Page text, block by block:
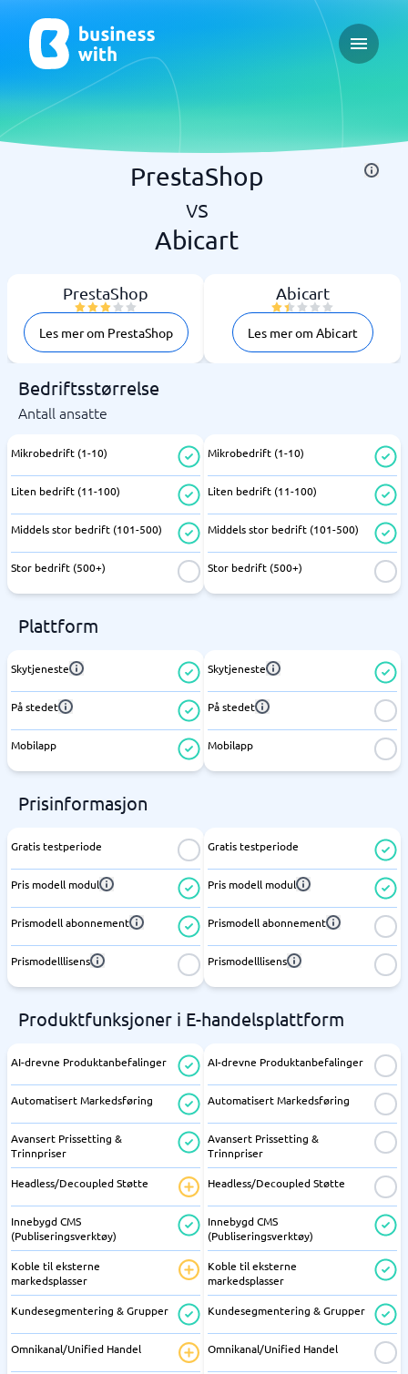
Open
PrestaShop
vs
Abicart
PrestaShop
Les mer om PrestaShop
Abicart
Les mer om Abicart
Bedriftsstørrelse
Antall ansatte
Mikrobedrift (1-10)
Liten bedrift (11-100)
Middels stor bedrift (101-500)
Stor bedrift (500+)
Mikrobedrift (1-10)
Liten bedrift (11-100)
Middels stor bedrift (101-500)
Stor bedrift (500+)
Plattform
Skytjeneste
På stedet
Mobilapp
Skytjeneste
På stedet
Mobilapp
Prisinformasjon
Gratis testperiode
Pris modell modul
Prismodell abonnement
Prismodelllisens
Gratis testperiode
Pris modell modul
Prismodell abonnement
Prismodelllisens
Produktfunksjoner i E-handelsplattform
AI-drevne Produktanbefalinger
Automatisert Markedsføring
Avansert Prissetting &
Trinnpriser
Headless/Decoupled Støtte
Innebygd CMS
(Publiseringsverktøy)
Koble til eksterne
markedsplasser
Kundesegmentering & Grupper
Omnikanal/Unified Handel
AI-drevne Produktanbefalinger
Automatisert Markedsføring
Avansert Prissetting &
Trinnpriser
Headless/Decoupled Støtte
Innebygd CMS
(Publiseringsverktøy)
Koble til eksterne
markedsplasser
Kundesegmentering & Grupper
Omnikanal/Unified Handel